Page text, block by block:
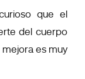
que el
del cuerpo
es muy